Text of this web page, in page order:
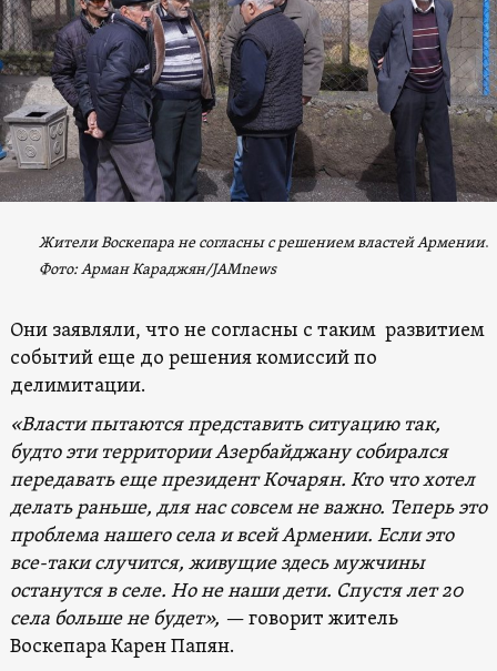
Жители Воскепара не согласны с решением властей Армении.
Фото: Арман Караджян/JAMnews
Они заявляли, что не согласны с таким развитием
событий еще до решения комиссий по
делимитации.
«Власти пытаются представить ситуацию так,
будто эти территории Азербайджану собирался
передавать еще президент Кочарян. Кто что хотел
делать раньше, для нас совсем не важно. Теперь это
проблема нашего села и всей Армении. Если это
все-таки случится, живущие здесь мужчины
останутся в селе. Но не наши дети. Спустя лет 20
села больше не будет», —говорит житель
Воскепара Карен Папян.